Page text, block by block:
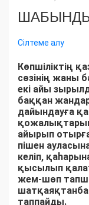
Сілтеме алу
Көпшіліктің
сөзінің жаны
екі айы
баққан
дайындауға
айырып
пішен
келіп,
қысылып
жем-шөп
таппайды.